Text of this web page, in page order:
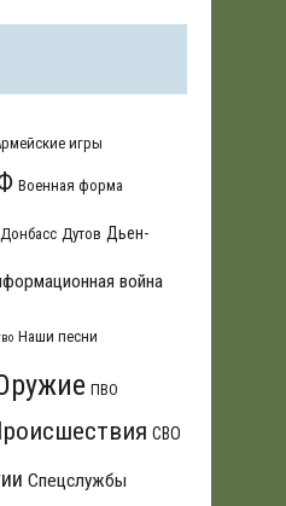
игры
Военная форма
Донбасс Дутов Дьен-
война
Наши песни
ПВО
СВО
Спецслужбы